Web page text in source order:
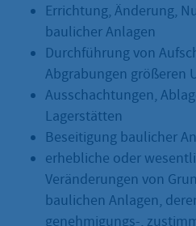
Errichtung, Änderung,
baulicher Anlagen
Durchführung von
Abgrabungen größeren
Ausschachtungen,
Lagerstätten
Beseitigung baulicher
erhebliche oder
Veränderungen von
baulichen Anlagen,
genehmigungs-,